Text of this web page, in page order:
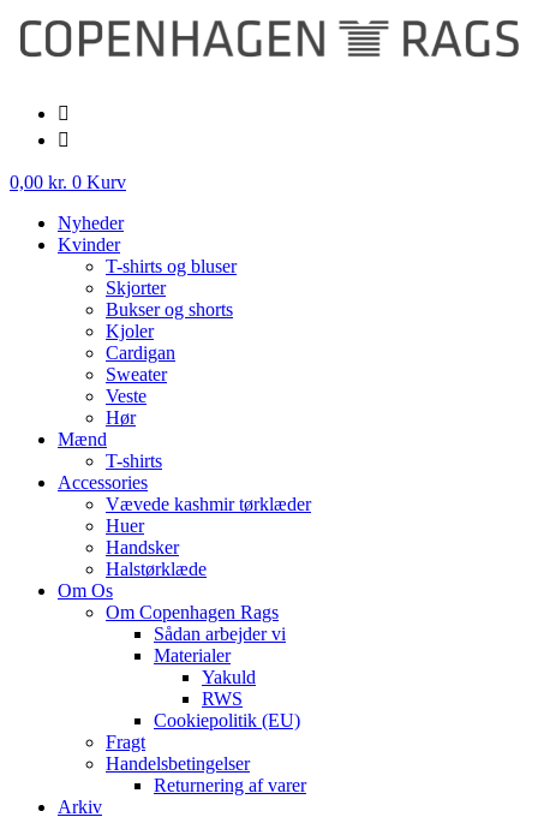
Videre
indhold
0,00 kr. 0 Kurv
Nyheder
Kvinder
T-shirts og bluser
Skjorter
Bukser og shorts
Kjoler
Cardigan
Sweater
Veste
Hør
Mænd
T-shirts
Accessories
Vævede kashmir tørklæder
Huer
Handsker
Halstørklæde
Om Os
Om Copenhagen Rags
Sådan arbejder vi
Materialer
Yakuld
RWS
Cookiepolitik (EU)
Fragt
Handelsbetingelser
Returnering af varer
Arkiv